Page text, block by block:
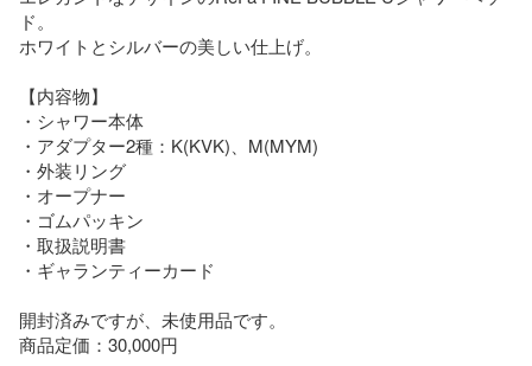
ド。
ホワイトとシルバーの美しい仕上げ。
【内容物】
・シャワー本体
・アダプター2種：K(KVK)、M(MYM)
・外装リング
・オープナー
・ゴムパッキン
・取扱説明書
・ギャランティーカード
開封済みですが、未使用品です。
商品定価：30,000円